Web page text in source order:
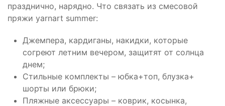
празднично, нарядно. Что связать из смесовой
пряжи yarnart summer:
Джемпера, кардиганы, накидки, которые
согреют летним вечером, защитят от солнца
днем;
Стильные комплекты – юбка+топ, блузка+
шорты или брюки;
Пляжные аксессуары – коврик, косынка,